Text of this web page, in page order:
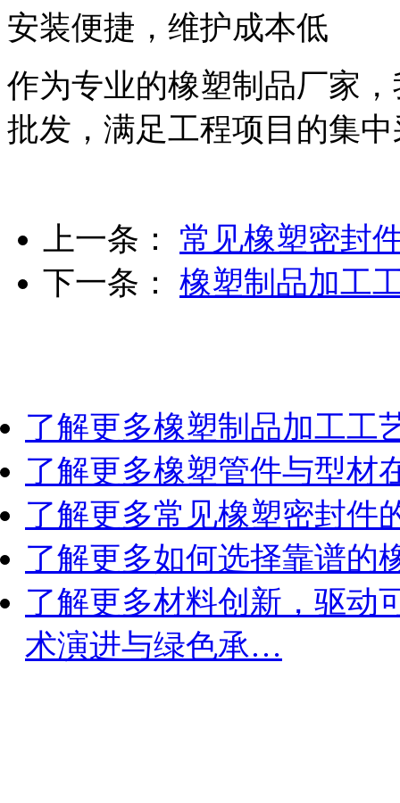
安装便捷，维护成本低
作为专业的橡塑制品厂家
批发，满足工程项目的集
上一条：
常见橡塑密封
下一条：
橡塑制品加工
了解更多橡塑制品加工工
了解更多橡塑管件与型材
了解更多常见橡塑密封件
了解更多如何选择靠谱的
了解更多材料创新，驱动
术演进与绿色承…